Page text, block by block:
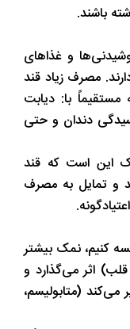
باشند.
و غذاهای
مصرف زیاد قند
با: دیابت
دندان و حتی
این است که قند
و تمایل به مصرف
کنیم، نمک بیشتر
اثر می‌گذارد و
(متابولیسم،